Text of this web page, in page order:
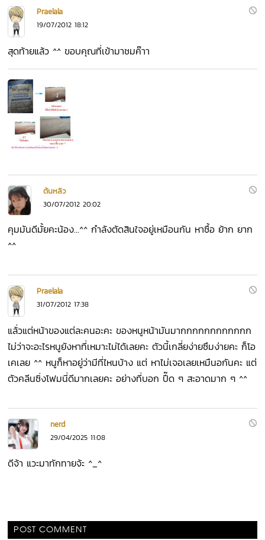
Praelala
19/07/2012 18:12
สุดท้ายแล้ว ^^ ขอบคุณที่เข้ามาชมค๊าา
ต้นหลิว
30/07/2012 20:02
คุมมันดีมั้ยคะน้อง...^^ กำลังตัดสินใจอยู่เหมือนกัน หาซื้อ ย้าก ยาก
^^
Praelala
31/07/2012 17:38
แล้่วแต่หน้าของแต่ละคนอะคะ ของหนูหน้ามันมากกกกกกกกกกกก
ไม่ว่าจะอะไรหนูยังหาที่เหมาะไม่ได้เลยคะ ตัวนี้เกลี่ยง่ายซึมง่ายคะ ก็โอ
เคเลย ^^ หนูก็หาอยู่ว่ามีที่ไหนบ้าง แต่ หาไม่เจอเลยเหมืนอกันคะ แต่
ตัวคลีนซิ่งโฟมนี่ดีมากเลยคะ อย่างที่บอก ปื๊ด ๆ สะอาดมาก ๆ ^^
nerd
29/04/2025 11:08
ดีจ้า แวะมาทักทายจ้ะ ^_^
POST COMMENT